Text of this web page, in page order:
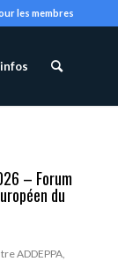
les membres
– Forum
du
ADDEPPA,